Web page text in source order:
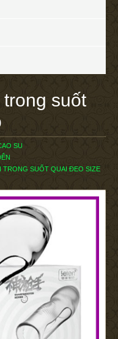
suốt
SU
TRONG SUỐT QUAI ĐEO SIZE